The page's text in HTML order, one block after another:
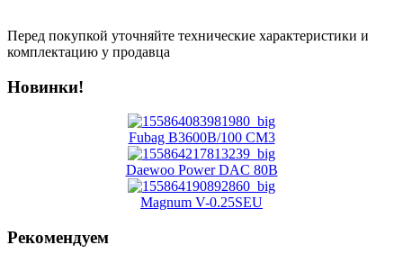
Перед покупкой уточняйте технические характеристики и
комплектацию у продавца
Новинки!
Fubag B3600B/100 CM3
Daewoo Power DAC 80B
Magnum V-0.25SEU
Рекомендуем